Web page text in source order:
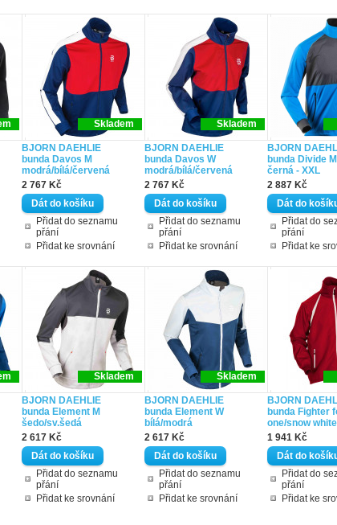
Skladem
BJORN DAEHLIE
bunda Davos M
modrá/bílá/červená
2 767 Kč
Přidat do seznamu
přání
Přidat ke srovnání
Skladem
BJORN DAEHLIE
bunda Davos W
modrá/bílá/červená
2 767 Kč
Přidat do seznamu
přání
Přidat ke srovnání
BJORN
bunda Divide
černá - XXL
2 887 Kč
Přidat do
přání
Přidat ke
Skladem
BJORN DAEHLIE
bunda Element M
šedo/sv.šedá
2 617 Kč
Přidat do seznamu
přání
Přidat ke srovnání
Skladem
BJORN DAEHLIE
bunda Element W
bílá/modrá
2 617 Kč
Přidat do seznamu
přání
Přidat ke srovnání
BJORN
bunda Fighter
one/snow white
1 941 Kč
Přidat do
přání
Přidat ke